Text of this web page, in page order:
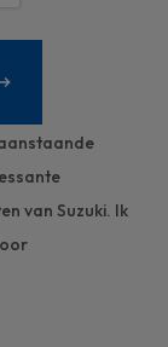
van Suzuki. Ik